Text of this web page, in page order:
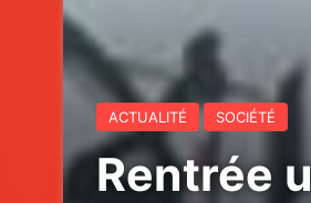
ACTUALITÉ SOCIÉTÉ
Rentrée